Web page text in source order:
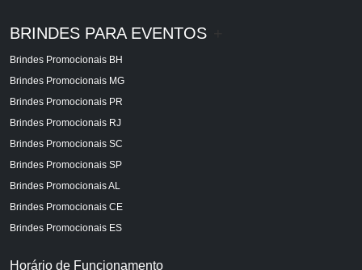
BRINDES PARA EVENTOS
Brindes Promocionais BH
Brindes Promocionais MG
Brindes Promocionais PR
Brindes Promocionais RJ
Brindes Promocionais SC
Brindes Promocionais SP
Brindes Promocionais AL
Brindes Promocionais CE
Brindes Promocionais ES
Horário de Funcionamento